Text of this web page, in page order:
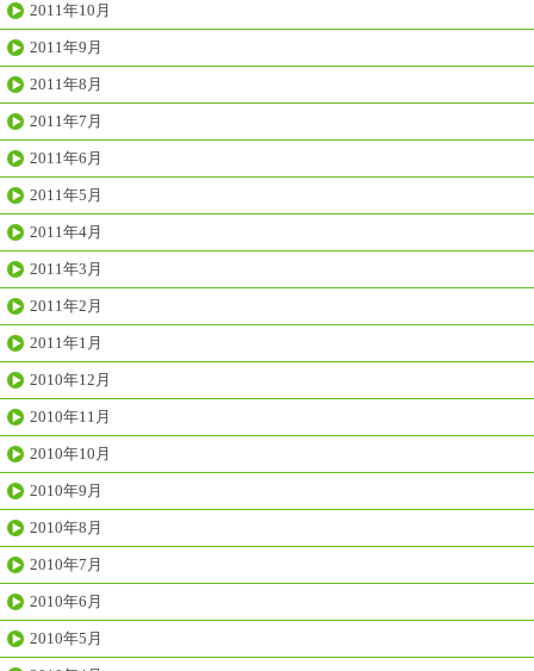
2011年10月
2011年9月
2011年8月
2011年7月
2011年6月
2011年5月
2011年4月
2011年3月
2011年2月
2011年1月
2010年12月
2010年11月
2010年10月
2010年9月
2010年8月
2010年7月
2010年6月
2010年5月